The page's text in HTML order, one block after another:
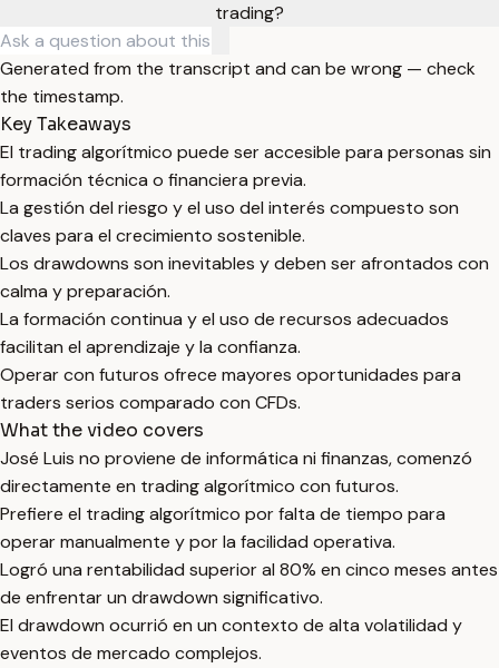
trading?
Generated from the transcript and can be wrong — check
the timestamp.
Key Takeaways
El trading algorítmico puede ser accesible para personas sin
formación técnica o financiera previa.
La gestión del riesgo y el uso del interés compuesto son
claves para el crecimiento sostenible.
Los drawdowns son inevitables y deben ser afrontados con
calma y preparación.
La formación continua y el uso de recursos adecuados
facilitan el aprendizaje y la confianza.
Operar con futuros ofrece mayores oportunidades para
traders serios comparado con CFDs.
What the video covers
José Luis no proviene de informática ni finanzas, comenzó
directamente en trading algorítmico con futuros.
Prefiere el trading algorítmico por falta de tiempo para
operar manualmente y por la facilidad operativa.
Logró una rentabilidad superior al 80% en cinco meses antes
de enfrentar un drawdown significativo.
El drawdown ocurrió en un contexto de alta volatilidad y
eventos de mercado complejos.